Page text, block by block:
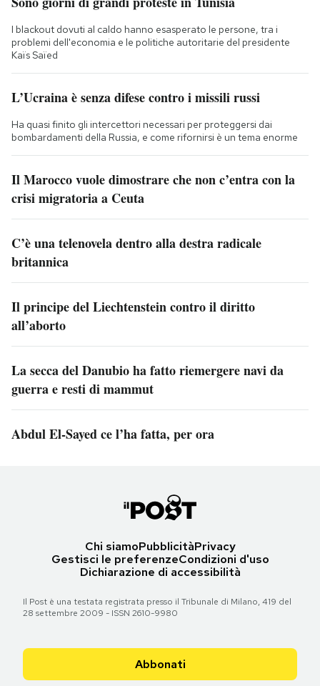
I blackout dovuti al caldo hanno esasperato le persone, tra i
problemi dell'economia e le politiche autoritarie del presidente
Kaïs Saïed
L’Ucraina è senza difese contro i missili russi
Ha quasi finito gli intercettori necessari per proteggersi dai
bombardamenti della Russia, e come rifornirsi è un tema enorme
Il Marocco vuole dimostrare che non c’entra con la
crisi migratoria a Ceuta
C’è una telenovela dentro alla destra radicale
britannica
Il principe del Liechtenstein contro il diritto
all’aborto
La secca del Danubio ha fatto riemergere navi da
guerra e resti di mammut
Abdul El-Sayed ce l’ha fatta, per ora
Chi siamoPubblicitàPrivacy
Gestisci le preferenzeCondizioni d'uso
Dichiarazione di accessibilità
Il Post è una testata registrata presso il Tribunale di Milano, 419 del
28 settembre 2009 - ISSN 2610-9980
Abbonati